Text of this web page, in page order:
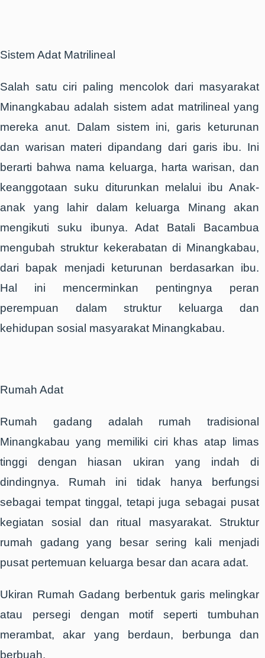
Sistem Adat Matrilineal
Salah satu ciri paling mencolok dari masyarakat
Minangkabau adalah sistem adat matrilineal yang
mereka anut. Dalam sistem ini, garis keturunan
dan warisan materi dipandang dari garis ibu. Ini
berarti bahwa nama keluarga, harta warisan, dan
keanggotaan suku diturunkan melalui ibu Anak-
anak yang lahir dalam keluarga Minang akan
mengikuti suku ibunya. Adat Batali Bacambua
mengubah struktur kekerabatan di Minangkabau,
dari bapak menjadi keturunan berdasarkan ibu.
Hal ini mencerminkan pentingnya peran
perempuan dalam struktur keluarga dan
kehidupan sosial masyarakat Minangkabau.
Rumah Adat
Rumah gadang adalah rumah tradisional
Minangkabau yang memiliki ciri khas atap limas
tinggi dengan hiasan ukiran yang indah di
dindingnya. Rumah ini tidak hanya berfungsi
sebagai tempat tinggal, tetapi juga sebagai pusat
kegiatan sosial dan ritual masyarakat. Struktur
rumah gadang yang besar sering kali menjadi
pusat pertemuan keluarga besar dan acara adat.
Ukiran Rumah Gadang berbentuk garis melingkar
atau persegi dengan motif seperti tumbuhan
merambat, akar yang berdaun, berbunga dan
berbuah.